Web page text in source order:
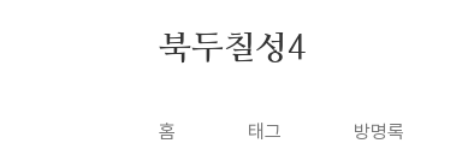
북두칠성4
홈 태그 방명록